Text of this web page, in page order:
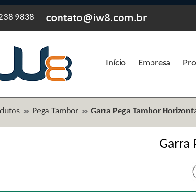
9838
Início Empresa
Pega Tambor Garra Pega Tambor
Garra